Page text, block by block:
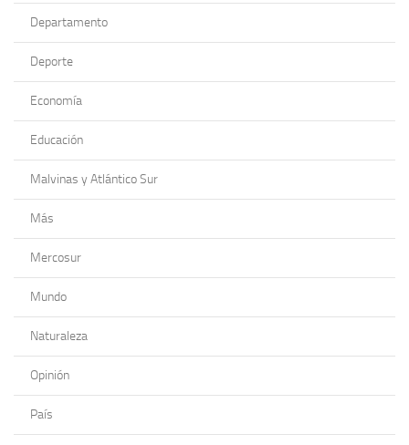
Departamento
Deporte
Economía
Educación
Malvinas y Atlántico Sur
Más
Mercosur
Mundo
Naturaleza
Opinión
País